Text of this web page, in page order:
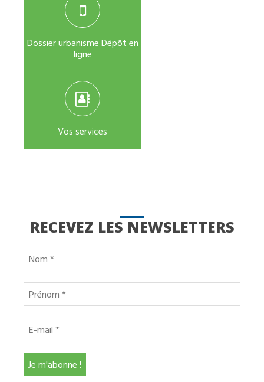
Dossier urbanisme Dépôt en
ligne
Vos services
RECEVEZ LES NEWSLETTERS